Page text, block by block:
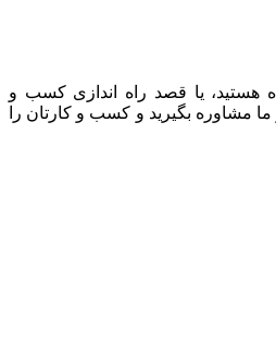
هستید، یا قصد راه اندازی کسب و
مشاوره بگیرید و کسب و کارتان را